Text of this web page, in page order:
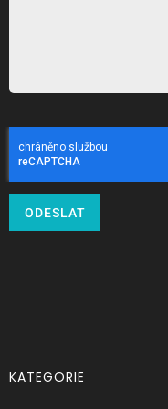
ODESLAT
KATEGORIE